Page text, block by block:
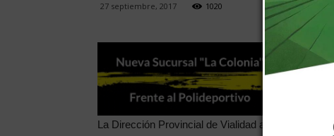
27 septiembre, 2017 1020
La Dirección Provincial de Vialidad avanza en los